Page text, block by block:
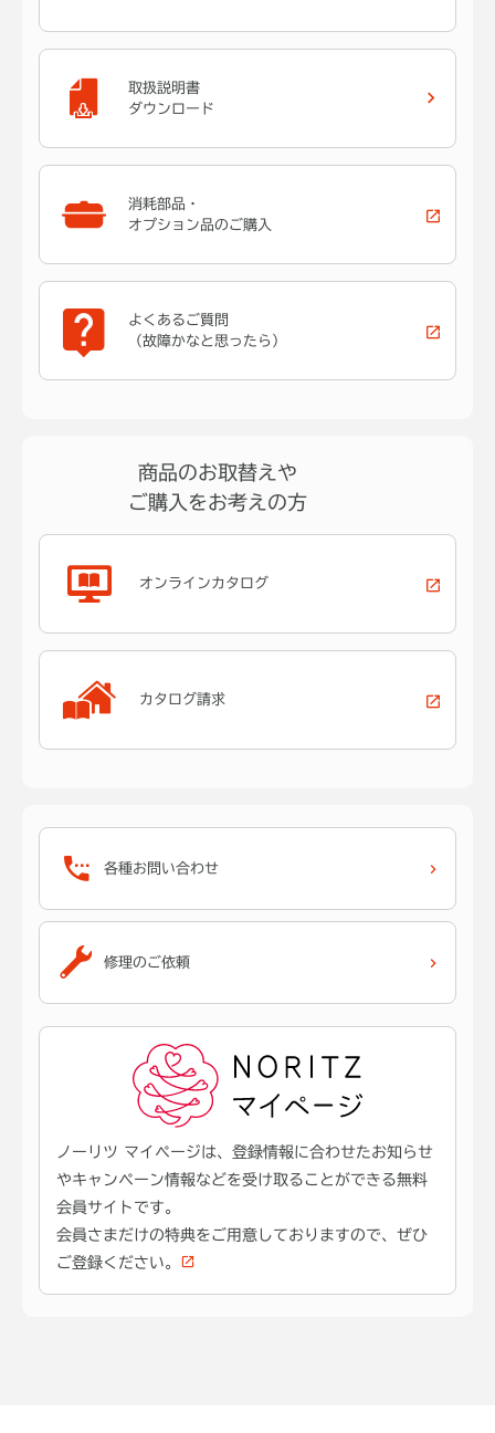
取扱説明書
ダウンロード
消耗部品・
オプション品のご購入
よくあるご質問
（故障かなと思ったら）
商品のお取替えや
ご購入をお考えの方
オンラインカタログ
カタログ請求
各種お問い合わせ
修理のご依頼
ノーリツ マイページは、登録情報に合わせたお知らせ
やキャンペーン情報などを受け取ることができる無料
会員サイトです。
会員さまだけの特典をご用意しておりますので、ぜひ
ご登録ください。